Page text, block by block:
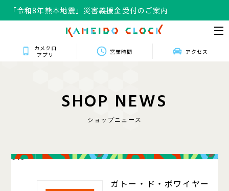
「令和8年熊本地震」災害義援金受付のご案内
カメクロ
アプリ
営業時間 アクセス
SHOP NEWS
ショップニュース
016
ガトー・ド・ボワイヤー